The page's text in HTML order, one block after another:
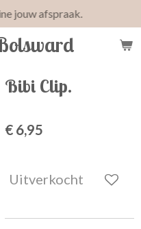
jouw afspraak.
Bibi Clip.
€ 6,95
Uitverkocht